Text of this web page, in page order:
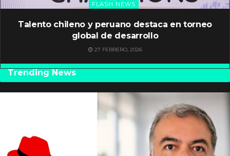
FLASH NEWS
Talento chileno y peruano destaca en torneo
global de desarrollo
27 FEBRERO, 2026
Trending News